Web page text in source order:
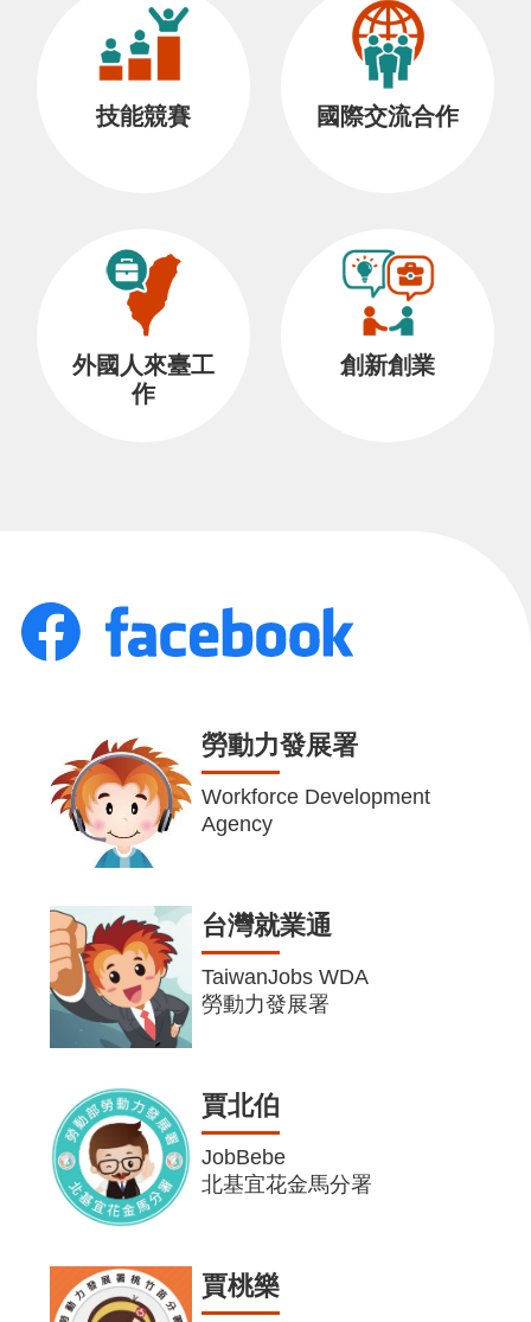
技能競賽 國際交流合作
外國人來臺工
作
創新創業
勞動力發展署
Workforce Development
Agency
台灣就業通
TaiwanJobs WDA
勞動力發展署
賈北伯
JobBebe
北基宜花金馬分署
賈桃樂